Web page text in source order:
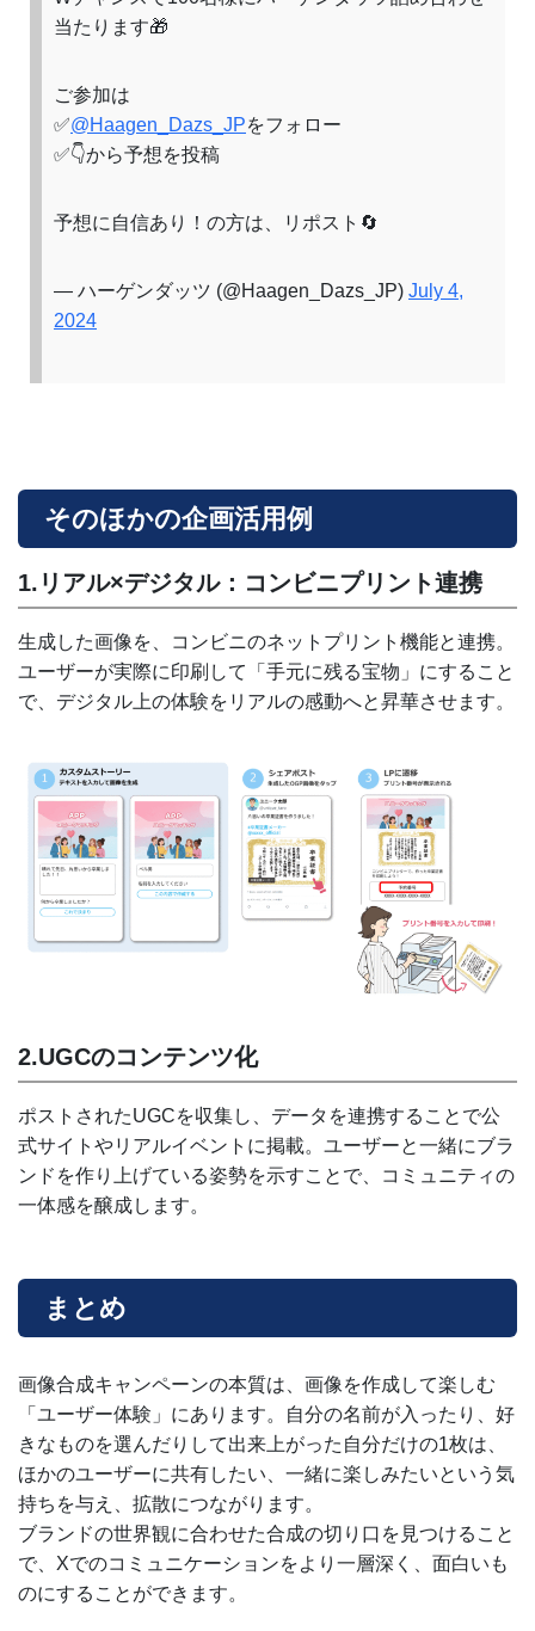
当たります🎁
ご参加は
✅@Haagen_Dazs_JPをフォロー
✅👇から予想を投稿
予想に自信あり！の方は、リポスト🔄
— ハーゲンダッツ (@Haagen_Dazs_JP) July 4,
2024
そのほかの企画活用例
1.リアル×デジタル：コンビニプリント連携
生成した画像を、コンビニのネットプリント機能と連携。
ユーザーが実際に印刷して「手元に残る宝物」にすること
で、デジタル上の体験をリアルの感動へと昇華させます。
2.UGCのコンテンツ化
ポストされたUGCを収集し、データを連携することで公
式サイトやリアルイベントに掲載。ユーザーと一緒にブラ
ンドを作り上げている姿勢を示すことで、コミュニティの
一体感を醸成します。
まとめ
画像合成キャンペーンの本質は、画像を作成して楽しむ
「ユーザー体験」にあります。自分の名前が入ったり、好
きなものを選んだりして出来上がった自分だけの1枚は、
ほかのユーザーに共有したい、一緒に楽しみたいという気
持ちを与え、拡散につながります。
ブランドの世界観に合わせた合成の切り口を見つけること
で、Xでのコミュニケーションをより一層深く、面白いも
のにすることができます。